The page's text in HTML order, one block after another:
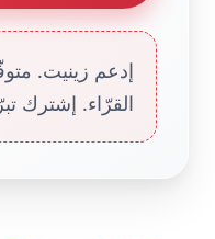
إدعم زينيت.
القرّاء. إشترك